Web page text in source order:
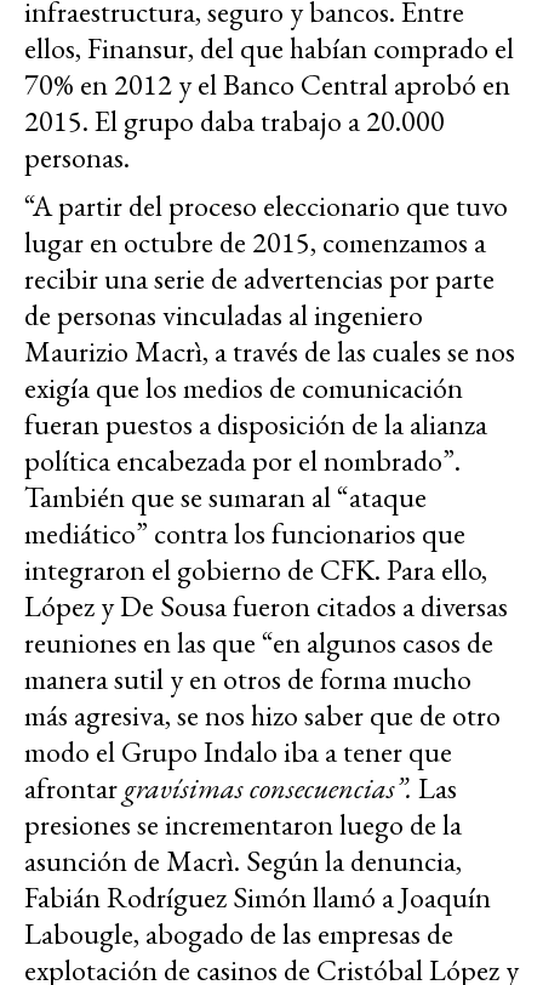
infraestructura, seguro y bancos. Entre
ellos, Finansur, del que habían comprado el
70% en 2012 y el Banco Central aprobó en
2015. El grupo daba trabajo a 20.000
personas.
“A partir del proceso eleccionario que tuvo
lugar en octubre de 2015, comenzamos a
recibir una serie de advertencias por parte
de personas vinculadas al ingeniero
Maurizio Macrì, a través de las cuales se nos
exigía que los medios de comunicación
fueran puestos a disposición de la alianza
política encabezada por el nombrado”.
También que se sumaran al “ataque
mediático” contra los funcionarios que
integraron el gobierno de CFK. Para ello,
López y De Sousa fueron citados a diversas
reuniones en las que “en algunos casos de
manera sutil y en otros de forma mucho
más agresiva, se nos hizo saber que de otro
modo el Grupo Indalo iba a tener que
afrontargravísimas consecuencias”. Las
presiones se incrementaron luego de la
asunción de Macrì. Según la denuncia,
Fabián Rodríguez Simón llamó a Joaquín
Labougle, abogado de las empresas de
explotación de casinos de Cristóbal López y